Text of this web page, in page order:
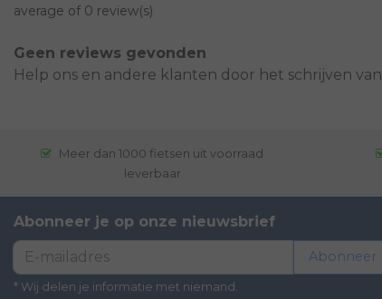
average of 0 review(s)
Geen reviews gevonden
Help ons en andere klanten door het schrijven
Meer dan 1000 fietsen uit voorraad
leverbaar
Abonneer je op onze nieuwsbrief
Abonneer
* Wij delen je informatie met niemand.